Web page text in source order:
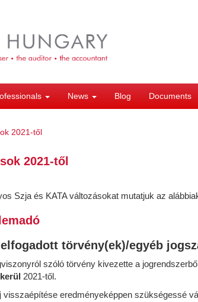
News Blog Documents
2021-től
2021-től
Szja és KATA változásokat mutatjuk az
elfogadott törvény(ek)/egyéb
szóló törvény kivezette a
2021-től.
visszaépítése eredményeképpen szükségessé